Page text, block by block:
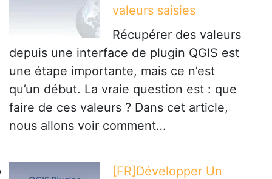
valeurs saisies
Récupérer des valeurs
depuis une interface de plugin QGIS est
une étape importante, mais ce n’est
qu’un début. La vraie question est : que
faire de ces valeurs ? Dans cet article,
nous allons voir comment…
[FR]Développer Un